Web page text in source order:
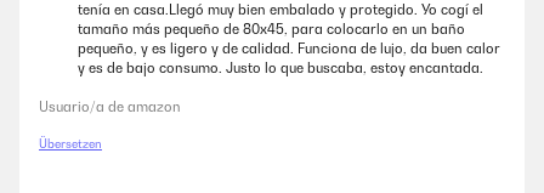
GEPRÜFTE BEWERTUNG
12/04/2023
Der Heizkörper ist Qualitativ, sehr hochwertig.Auch die Lackierung ist
schnell.Klasse Ergänzung für unsere Handtücher, nun haben diese
tenía en casa.Llegó muy bien embalado y protegido. Yo cogí el
tamaño más pequeño de 80x45, para colocarlo en un baño
pequeño, y es ligero y de calidad. Funciona de lujo, da buen calor
y es de bajo consumo. Justo lo que buscaba, estoy encantada.
Usuario/a de amazon
Übersetzen